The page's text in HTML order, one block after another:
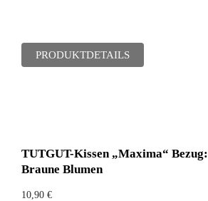
PRODUKTDETAILS
TUTGUT-Kissen „Maxima“ Bezug:
Braune Blumen
10,90 €